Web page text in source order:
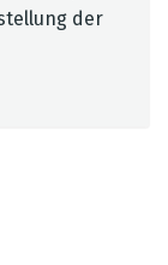
der